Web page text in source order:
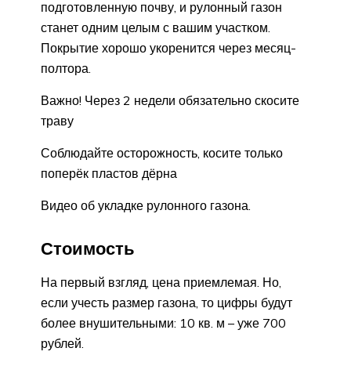
подготовленную почву, и рулонный газон
станет одним целым с вашим участком.
Покрытие хорошо укоренится через месяц-
полтора.
Важно! Через 2 недели обязательно скосите
траву
Соблюдайте осторожность, косите только
поперёк пластов дёрна
Видео об укладке рулонного газона.
Стоимость
На первый взгляд, цена приемлемая. Но,
если учесть размер газона, то цифры будут
более внушительными: 10 кв. м – уже 700
рублей.